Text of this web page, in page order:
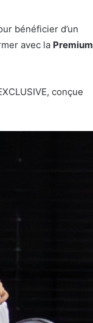
bénéficier d’un
avec la Premium
conçue